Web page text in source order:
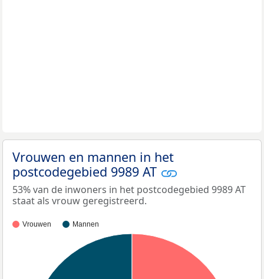
Vrouwen en mannen in het
postcodegebied 9989 AT
53% van de inwoners in het postcodegebied 9989 AT
staat als vrouw geregistreerd.
Vrouwen Mannen